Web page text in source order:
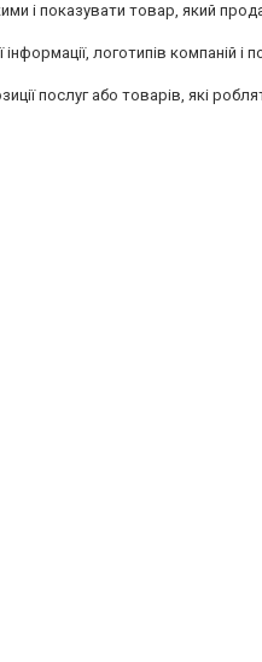
і показувати товар, який
логотипів компаній і
послуг або товарів, які